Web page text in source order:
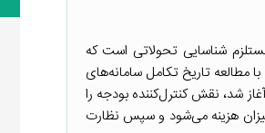
شناسایی تحولاتی است که
مطالعه تاریخ تکامل سامانه‌های
آن تمیز داد. مرحله اول، که از اوایل دهه ۱۹۲۰ در آمریکا آغاز شد، نقش کنترل‌کننده بودجه را
هزینه می‌شود و سپس نظارت